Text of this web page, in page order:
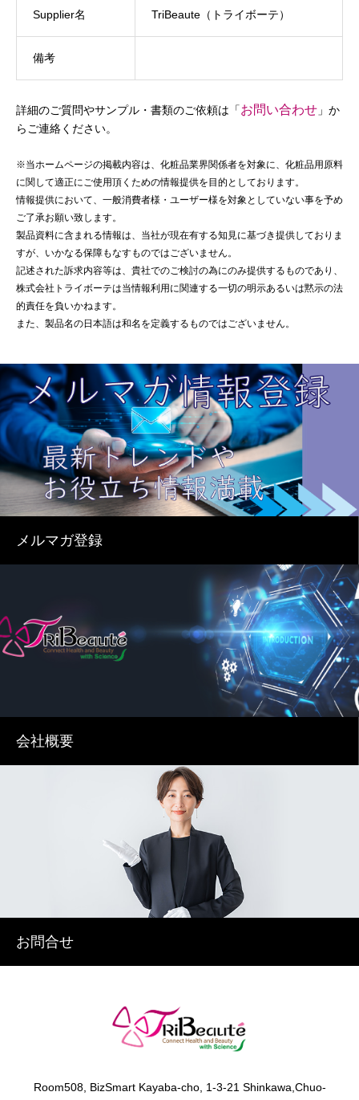
Supplier名 TriBeaute（トライボーテ）
備考
詳細のご質問やサンプル・書類のご依頼は「お問い合わせ 」か
らご連絡ください。
※当ホームページの掲載内容は、化粧品業界関係者を対象に、化粧品用原料
に関して適正にご使用頂くための情報提供を目的としております。
情報提供において、一般消費者様・ユーザー様を対象としていない事を予め
ご了承お願い致します。
製品資料に含まれる情報は、当社が現在有する知見に基づき提供しておりま
すが、いかなる保障もなすものではございません。
記述された訴求内容等は、貴社でのご検討の為にのみ提供するものであり、
株式会社トライボーテは当情報利用に関連する一切の明示あるいは黙示の法
的責任を負いかねます。
また、製品名の日本語は和名を定義するものではございません。
メルマガ登録
会社概要
お問合せ
​Room508, BizSmart Kayaba-cho, 1-3-21 Shinkawa,Chuo-